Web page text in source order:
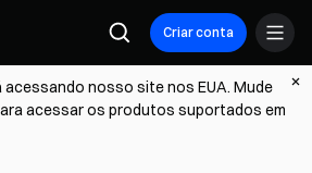
Criar conta
nosso site nos EUA. Mude
acessar os produtos suportados em